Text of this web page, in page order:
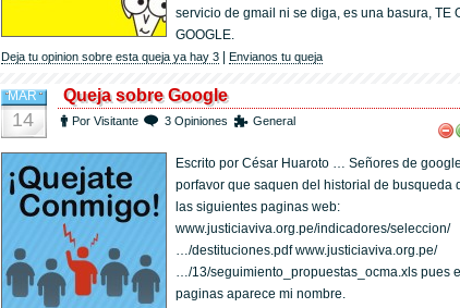
servicio de gmail ni se diga, es una basura, TE
GOOGLE.
Deja tu opinion sobre esta queja ya hay 3 Envianos tu queja
MAR
14
Queja sobre Google
Por Visitante 3 Opiniones General
Escrito por César Huaroto … Señores de
porfavor que saquen del historial de busqueda
las siguientes paginas web:
www.justiciaviva.org.pe/indicadores/seleccion/
…/destituciones.pdf www.justiciaviva.org.pe/
…/13/seguimiento_propuestas_ocma.xls pues
paginas aparece mi nombre.